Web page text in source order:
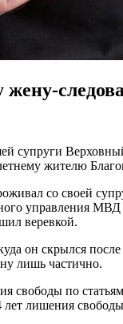
супруги
жителю
со своей
управления
веревкой.
он скрылся
лишь частично.
свободы по
лишения